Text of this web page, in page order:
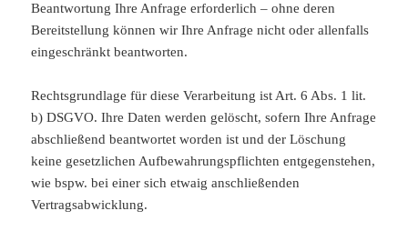
Beantwortung Ihre Anfrage erforderlich – ohne deren
Bereitstellung können wir Ihre Anfrage nicht oder allenfalls
eingeschränkt beantworten.
Rechtsgrundlage für diese Verarbeitung ist Art. 6 Abs. 1 lit.
b) DSGVO. Ihre Daten werden gelöscht, sofern Ihre Anfrage
abschließend beantwortet worden ist und der Löschung
keine gesetzlichen Aufbewahrungspflichten entgegenstehen,
wie bspw. bei einer sich etwaig anschließenden
Vertragsabwicklung.